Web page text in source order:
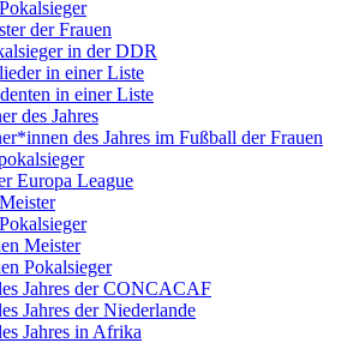
der Frauen
in der DDR
in einer Liste
in einer Liste
des Jahres
des Jahres im Fußball der Frauen
Europa League
Meister
Pokalsieger
Jahres der CONCACAF
Jahres der Niederlande
Jahres in Afrika